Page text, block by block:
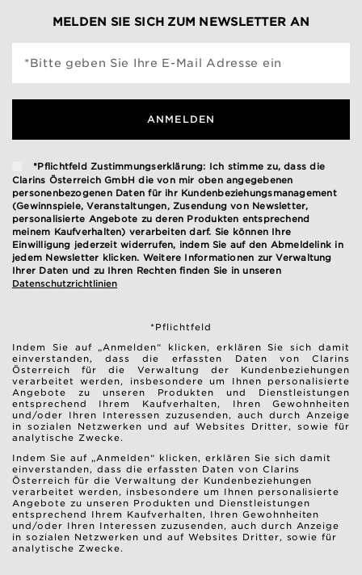
MELDEN SIE SICH ZUM NEWSLETTER AN
*Bitte geben Sie Ihre E-Mail Adresse ein
ANMELDEN
*Pflichtfeld Zustimmungserklärung: Ich stimme zu, dass die
Clarins Österreich GmbH die von mir oben angegebenen
personenbezogenen Daten für ihr Kundenbeziehungsmanagement
(Gewinnspiele, Veranstaltungen, Zusendung von Newsletter,
personalisierte Angebote zu deren Produkten entsprechend
meinem Kaufverhalten) verarbeiten darf. Sie können Ihre
Einwilligung jederzeit widerrufen, indem Sie auf den Abmeldelink in
jedem Newsletter klicken. Weitere Informationen zur Verwaltung
Ihrer Daten und zu Ihren Rechten finden Sie in unseren
Datenschutzrichtlinien
*Pflichtfeld
Indem Sie auf „Anmelden“ klicken, erklären Sie sich damit
einverstanden, dass die erfassten Daten von Clarins
Österreich für die Verwaltung der Kundenbeziehungen
verarbeitet werden, insbesondere um Ihnen personalisierte
Angebote zu unseren Produkten und Dienstleistungen
entsprechend Ihrem Kaufverhalten, Ihren Gewohnheiten
und/oder Ihren Interessen zuzusenden, auch durch Anzeige
in sozialen Netzwerken und auf Websites Dritter, sowie für
analytische Zwecke.
Indem Sie auf „Anmelden“ klicken, erklären Sie sich damit
einverstanden, dass die erfassten Daten von Clarins
Österreich für die Verwaltung der Kundenbeziehungen
verarbeitet werden, insbesondere um Ihnen personalisierte
Angebote zu unseren Produkten und Dienstleistungen
entsprechend Ihrem Kaufverhalten, Ihren Gewohnheiten
und/oder Ihren Interessen zuzusenden, auch durch Anzeige
in sozialen Netzwerken und auf Websites Dritter, sowie für
analytische Zwecke.